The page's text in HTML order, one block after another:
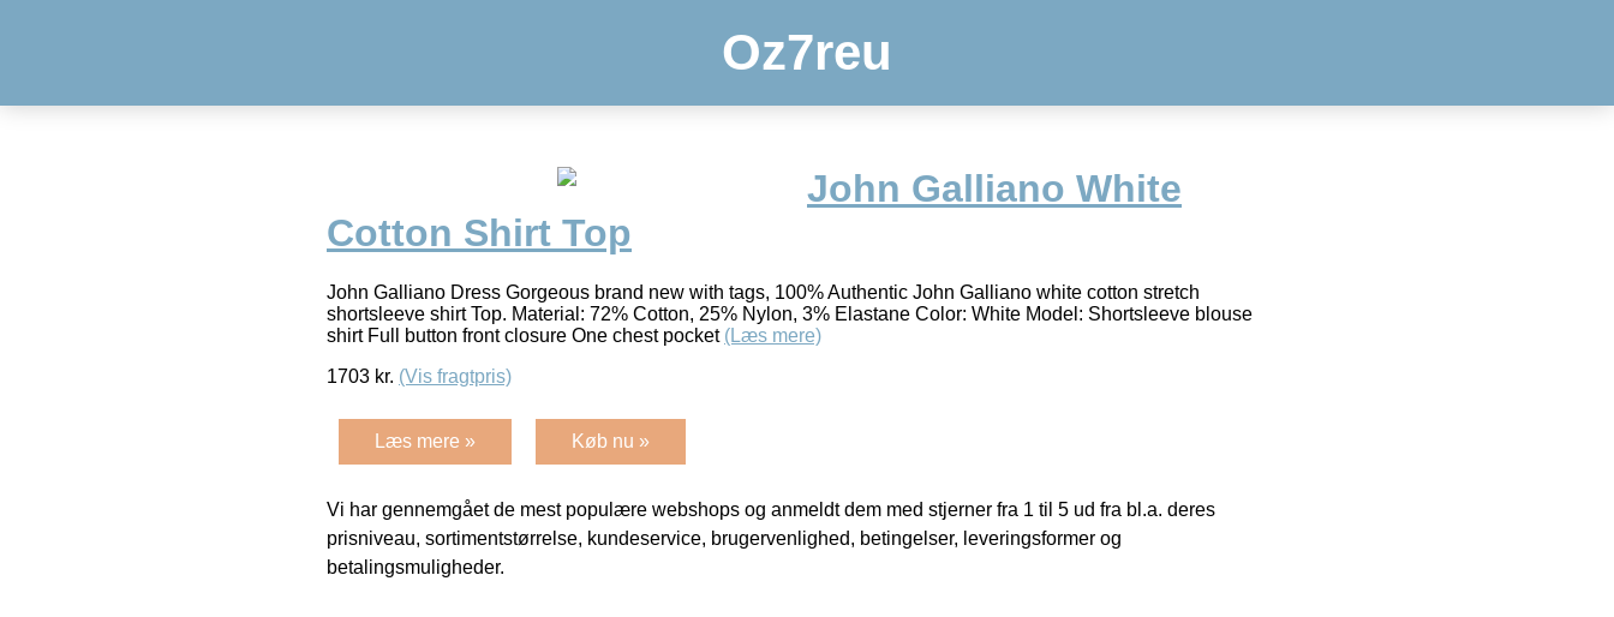
Oz7reu
John Galliano White
Cotton Shirt Top
John Galliano Dress Gorgeous brand new with tags, 100% Authentic John Galliano white cotton stretch
shortsleeve shirt Top. Material: 72% Cotton, 25% Nylon, 3% Elastane Color: White Model: Shortsleeve blouse
shirt Full button front closure One chest pocket (Læs mere)
1703 kr. (Vis fragtpris)
Læs mere » Køb nu »
Vi har gennemgået de mest populære webshops og anmeldt dem med stjerner fra 1 til 5 ud fra bl.a. deres
prisniveau, sortimentstørrelse, kundeservice, brugervenlighed, betingelser, leveringsformer og
betalingsmuligheder.